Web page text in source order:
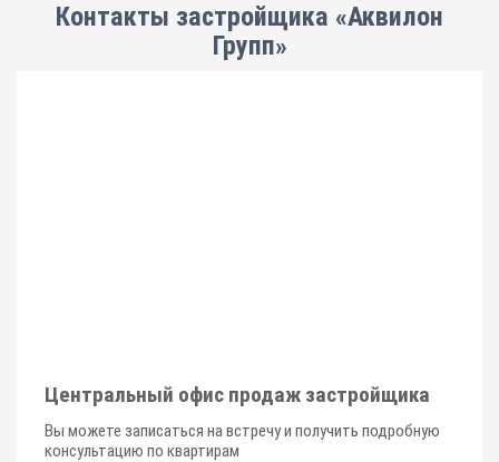
Контакты застройщика «Аквилон
Групп»
Центральный офис продаж застройщика
Вы можете записаться на встречу и получить подробную
консультацию по квартирам